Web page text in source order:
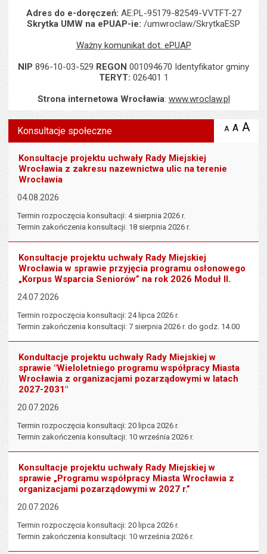
Adres do e-doręczeń: AE:PL-95179-82549-VVTFT-27
Skrytka UMW na ePUAP-ie: /umwroclaw/SkrytkaESP
Ważny komunikat dot. ePUAP
NIP 896-10-03-529 REGON 001094670 Identyfikator gminy
TERYT: 026401 1
Strona internetowa Wrocławia: www.wroclaw.pl
Konsultacje społeczne A zmniejsz
A A
Konsultacje projektu uchwały Rady Miejskiej
Wrocławia z zakresu nazewnictwa ulic na terenie
Wrocławia
04.08.2026
Termin rozpoczęcia konsultacji: 4 sierpnia 2026 r.
Termin zakończenia konsultacji: 18 sierpnia 2026 r.
Konsultacje projektu uchwały Rady Miejskiej
Wrocławia w sprawie przyjęcia programu osłonowego
„Korpus Wsparcia Seniorów” na rok 2026 Moduł II.
24.07.2026
Termin rozpoczęcia konsultacji: 24 lipca 2026 r.
Termin zakończenia konsultacji: 7 sierpnia 2026 r. do godz. 14.00
Kondultacje projektu uchwały Rady Miejskiej w
sprawie "Wieloletniego programu współpracy Miasta
Wrocławia z organizacjami pozarządowymi w latach
2027-2031"
20.07.2026
Termin rozpoczęcia konsultacji: 20 lipca 2026 r.
Termin zakończenia konsultacji: 10 września 2026 r.
Konsultacje projektu uchwały Rady Miejskiej w
sprawie „Programu współpracy Miasta Wrocławia z
organizacjami pozarządowymi w 2027 r.”
20.07.2026
Termin rozpoczęcia konsultacji: 20 lipca 2026 r.
Termin zakończenia konsultacji: 10 września 2026 r.